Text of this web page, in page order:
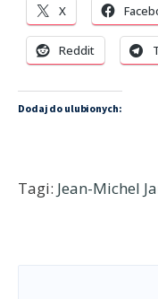
X
Reddit
Dodaj do ulubionych:
Tagi: Jean-Michel